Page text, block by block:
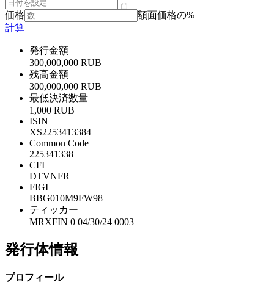
価格
額面価格の%
計算
発行金額
300,000,000 RUB
残高金額
300,000,000 RUB
最低決済数量
1,000 RUB
ISIN
XS2253413384
Common Code
225341338
CFI
DTVNFR
FIGI
BBG010M9FW98
ティッカー
MRXFIN 0 04/30/24 0003
発行体情報
プロフィール